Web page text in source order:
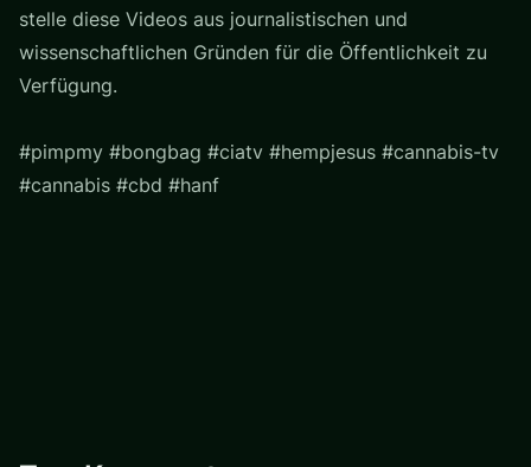
stelle diese Videos aus journalistischen und
wissenschaftlichen Gründen für die Öffentlichkeit zu
Verfügung.
#pimpmy #bongbag #ciatv #hempjesus #cannabis-tv
#cannabis #cbd #hanf